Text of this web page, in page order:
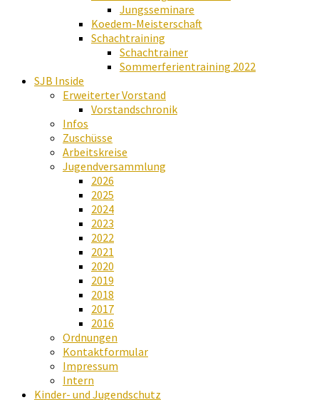
Jungsseminare
Koedem-Meisterschaft
Schachtraining
Schachtrainer
Sommerferientraining 2022
SJB Inside
Erweiterter Vorstand
Vorstandschronik
Infos
Zuschüsse
Arbeitskreise
Jugendversammlung
2026
2025
2024
2023
2022
2021
2020
2019
2018
2017
2016
Ordnungen
Kontaktformular
Impressum
Intern
Kinder- und Jugendschutz